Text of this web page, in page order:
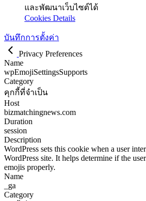
และพัฒนาเว็บไซต์ได้
Cookies Details
บันทึกการตั้งค่า
Privacy Preferences
Name
wpEmojiSettingsSupports
Category
คุกกี้ที่จำเป็น
Host
bizmatchingnews.com
Duration
session
Description
WordPress sets this cookie when a user
WordPress site. It helps determine if the
emojis properly.
Name
_ga
Category